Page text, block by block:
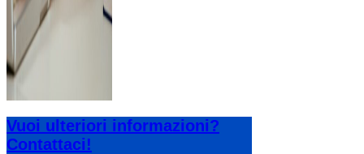
Vuoi ulteriori informazioni?
Contattaci!